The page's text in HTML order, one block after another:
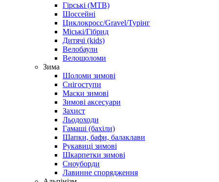
Гірські (MTB)
Шоссейні
Циклокросс/Gravel/Турінг
Міські/Гібрид
Дитячі (kids)
Велобаули
Велошоломи
Зима
Шоломи зимові
Снігоступи
Маски зимові
Зимові аксесуари
Захист
Льодоходи
Гамаші (бахіли)
Шапки, бафи, балаклави
Рукавиці зимові
Шкарпетки зимові
Сноуборди
Лавинне спорядження